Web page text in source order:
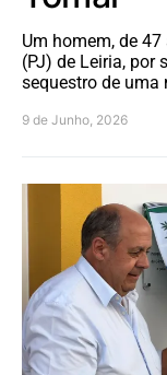
Um homem, de
(PJ) de Leiria, por
sequestro de uma
9 de Junho, 2026